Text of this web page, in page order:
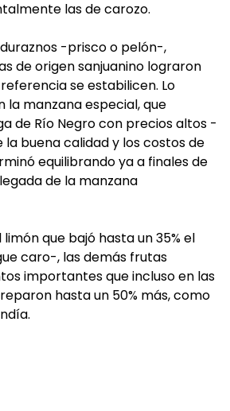
las de carozo.
-prisco o pelón-,
de origen sanjuanino lograron
se estabilicen. Lo
la manzana especial, que
de Río Negro con precios altos -
la buena calidad y los costos de
equilibrando ya a finales de
de la manzana
que bajó hasta un 35% el
caro-, las demás frutas
importantes que incluso en las
hasta un 50% más, como